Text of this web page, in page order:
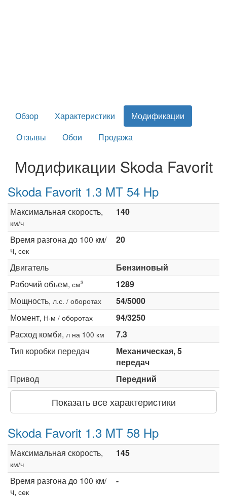
Обзор Характеристики
Модификации
Отзывы
Обои Продажа
Модификации Skoda Favorit
Skoda Favorit 1.3 MT 54 Hp
Максимальная скорость,
км/ч
140
Время разгона до 100 км/
ч, сек
20
Двигатель
Бензиновый
Рабочий объем, см3
1289
Мощность, л.с. / оборотах
54/5000
Момент, Н·м / оборотах
94/3250
Расход комби, л на 100 км
7.3
Тип коробки передач
Механическая, 5
передач
Привод
Передний
Показать все характеристики
Skoda Favorit 1.3 MT 58 Hp
Максимальная скорость,
км/ч
145
Время разгона до 100 км/
ч, сек
-